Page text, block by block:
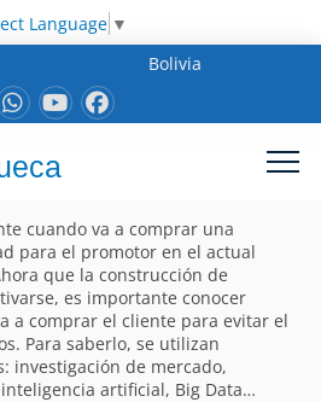
Language ▼
Bolivia
cuando va a comprar una
para el promotor en el actual
que la construcción de
es importante conocer
a comprar el cliente para evitar el
Para saberlo, se utilizan
investigación de mercado,
artificial, Big Data…